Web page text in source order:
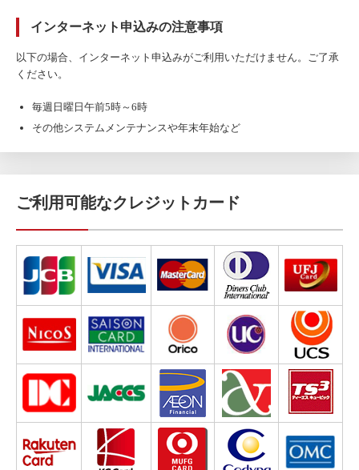
インターネット申込みの注意事項
以下の場合、インターネット申込みがご利用いただけません。ご了承
ください。
毎週日曜日午前5時～6時
その他システムメンテナンスや年末年始など
ご利用可能なクレジットカード